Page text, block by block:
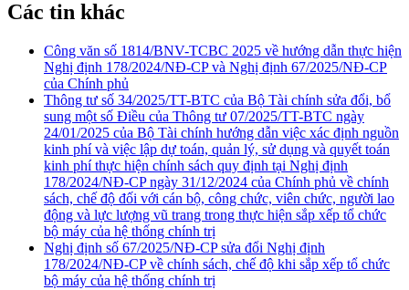
Các tin khác
Công văn số 1814/BNV-TCBC 2025 về hướng dẫn thực hiện
Nghị định 178/2024/NĐ-CP và Nghị định 67/2025/NĐ-CP
của Chính phủ
Thông tư số 34/2025/TT-BTC của Bộ Tài chính sửa đổi, bổ
sung một số Điều của Thông tư 07/2025/TT-BTC ngày
24/01/2025 của Bộ Tài chính hướng dẫn việc xác định nguồn
kinh phí và việc lập dự toán, quản lý, sử dụng và quyết toán
kinh phí thực hiện chính sách quy định tại Nghị định
178/2024/NĐ-CP ngày 31/12/2024 của Chính phủ về chính
sách, chế độ đối với cán bộ, công chức, viên chức, người lao
động và lực lượng vũ trang trong thực hiện sắp xếp tổ chức
bộ máy của hệ thống chính trị
Nghị định số 67/2025/NĐ-CP sửa đổi Nghị định
178/2024/NĐ-CP về chính sách, chế độ khi sắp xếp tổ chức
bộ máy của hệ thống chính trị